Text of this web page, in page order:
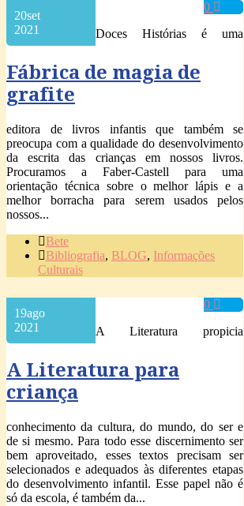
20set
2021
0
Fábrica de magia de
grafite
Doces Histórias é uma
editora de livros infantis que também se
preocupa com a qualidade do desenvolvimento
da escrita das crianças em nossos livros.
Procuramos a Faber-Castell para uma
orientação técnica sobre o melhor lápis e a
melhor borracha para serem usados pelos
nossos...
Bete
Bibliografia, BLOG, Informações
Culturais
19ago
2021
0
A Literatura para
criança
A Literatura propicia
conhecimento da cultura, do mundo, do ser e
de si mesmo. Para todo esse discernimento ser
bem aproveitado, esses textos precisam ser
selecionados e adequados às diferentes etapas
do desenvolvimento infantil. Esse papel não é
só da escola, é também da...